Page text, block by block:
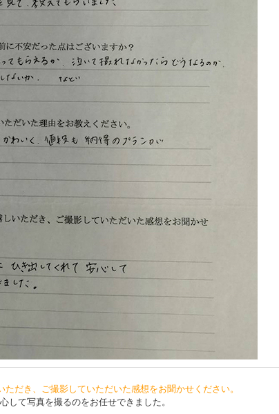
だき、ご撮影していただいた感想をお聞かせください。
して写真を撮るのをお任せできました。